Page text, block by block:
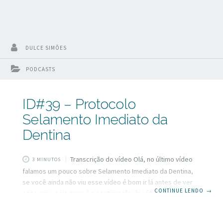
PODCASTS
DULCE SIMÕES
ID#39 – Protocolo
Selamento Imediato da
Dentina
3 MINUTOS
Transcrição do vídeo Olá, no último vídeo
falamos um pouco sobre Selamento Imediato da Dentina,
se você ainda não viu esse vídeo é bom ir lá antes de ver
esse aqui, pois esse é a continuação do vídeo da semana
CONTINUE LENDO →